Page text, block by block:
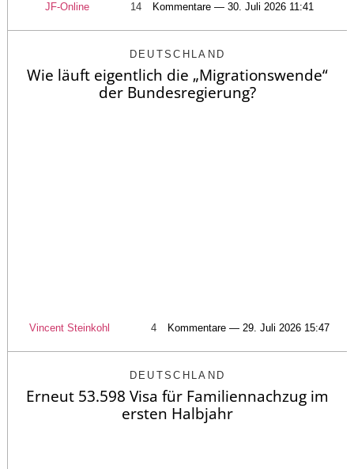
JF-Online 14 Kommentare — 30. Juli 2026 11:41
DEUTSCHLAND
Wie läuft eigentlich die „Migrationswende“
der Bundesregierung?
Vincent Steinkohl 4 Kommentare — 29. Juli 2026 15:47
DEUTSCHLAND
Erneut 53.598 Visa für Familiennachzug im
ersten Halbjahr